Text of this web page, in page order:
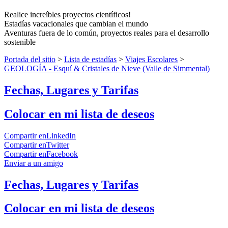
Realice increíbles proyectos científicos!
Estadías vacacionales que cambian el mundo
Aventuras fuera de lo común, proyectos reales para el desarrollo
sostenible
Portada del sitio > Lista de estadías > Viajes Escolares >
GEOLOGÍA - Esquí & Cristales de Nieve (Valle de Simmental)
Fechas, Lugares y Tarifas
Colocar en mi lista de deseos
Compartir enLinkedIn
Compartir enTwitter
Compartir enFacebook
Enviar a un amigo
Fechas, Lugares y Tarifas
Colocar en mi lista de deseos